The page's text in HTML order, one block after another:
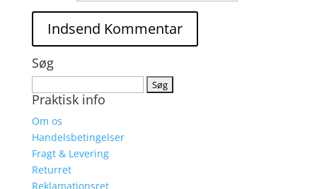
Søg
efter:
Praktisk info
Om os
Handelsbetingelser
Fragt & Levering
Returret
Reklamationsret